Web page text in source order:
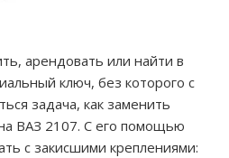
арендовать или найти в
ключ, без которого с
задача, как заменить
ВАЗ 2107. С его помощью
с закисшими креплениями: